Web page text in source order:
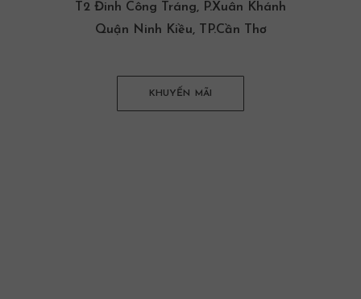
T2 Đinh Công Tráng, P.Xuân Khánh
Quận Ninh Kiều, TP.Cần Thơ
KHUYẾN MÃI